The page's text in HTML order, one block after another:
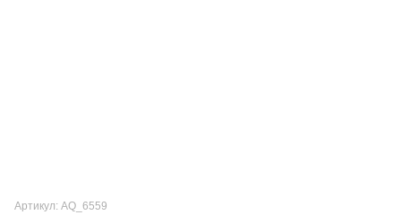
Артикул: AQ_6559